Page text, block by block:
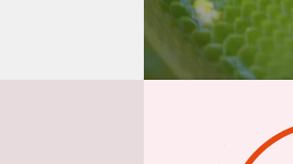
epaper login